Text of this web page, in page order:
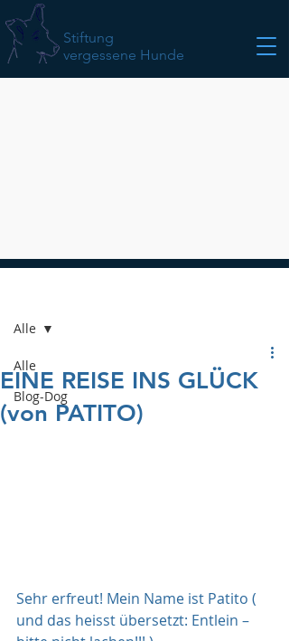
Stiftung
vergessene Hunde
Alle
Blog-Dog
Alle
EINE REISE INS GLÜCK
(von PATITO)
Sehr erfreut! Mein Name ist Patito (
und das heisst übersetzt: Entlein –